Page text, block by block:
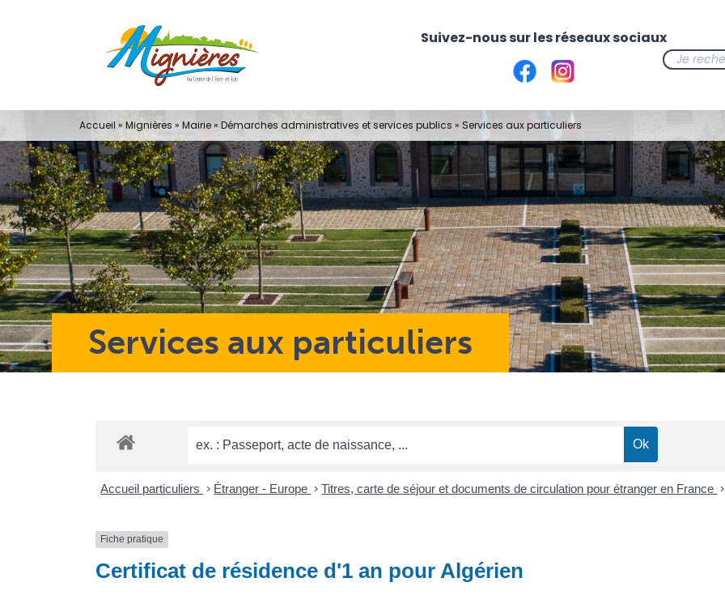
Services aux particuliers
Accueil » Mignières » Mairie» Démarches administratives et services publics » Services aux particuliers
Accueil particuliers > Étranger - Europe > Titres, carte de séjour et documents de circulation pour étranger en France >
Fiche pratique
Certificat de résidence d'1 an pour Algérien